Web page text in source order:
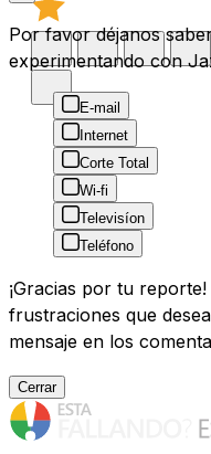
Por favor déjanos
experimentando con
E-mail
Internet
Corte Total
Wi-fi
Televisíon
Teléfono
¡Gracias por tu
frustraciones que
mensaje en los
Cerrar